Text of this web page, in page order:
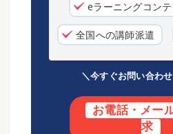
eラーニングコン
全国への講師派遣
＼今すぐお問い合わ
お電話・メー
求